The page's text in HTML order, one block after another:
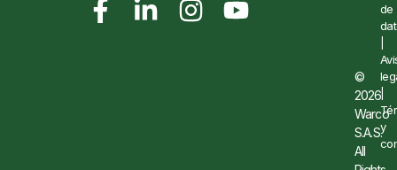
©
2026
Warco
S.A.S.
All
de
|
y